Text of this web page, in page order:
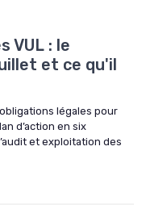
VUL : le
et ce qu'il
légales pour
d’action en six
et exploitation des